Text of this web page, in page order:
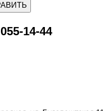
14-44